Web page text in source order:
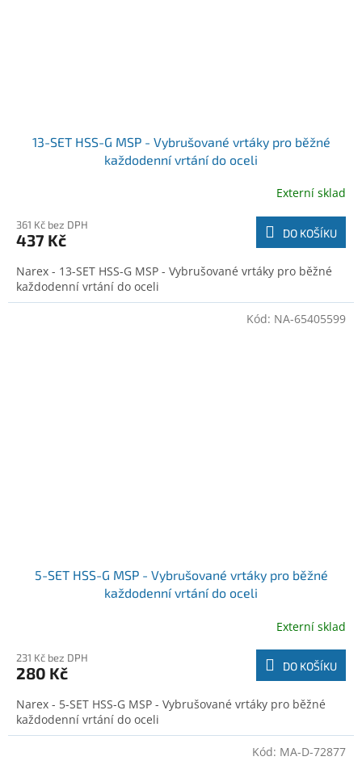
13-SET HSS-G MSP - Vybrušované vrtáky pro běžné
každodenní vrtání do oceli
Externí sklad
361 Kč bez DPH
437 Kč DO KOŠÍKU
Narex - 13-SET HSS-G MSP - Vybrušované vrtáky pro běžné
každodenní vrtání do oceli
5-SET HSS-G MSP - Vybrušované vrtáky pro běžné
každodenní vrtání do oceli
Externí sklad
231 Kč bez DPH
280 Kč DO KOŠÍKU
Narex - 5-SET HSS-G MSP - Vybrušované vrtáky pro běžné
každodenní vrtání do oceli
Kód: NA-65405599
Kód: MA-D-72877